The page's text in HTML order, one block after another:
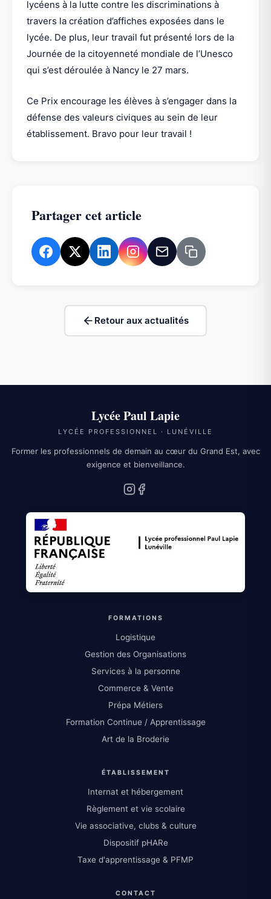
lycéens à la lutte contre les discriminations à
travers la création d’affiches exposées dans le
lycée. De plus, leur travail fut présenté lors de la
Journée de la citoyenneté mondiale de l’Unesco
qui s’est déroulée à Nancy le 27 mars.
Ce Prix encourage les élèves à s’engager dans la
défense des valeurs civiques au sein de leur
établissement. Bravo pour leur travail !
Partager cet article
Retour aux actualités
Lycée Paul Lapie
LYCÉE PROFESSIONNEL · LUNÉVILLE
Former les professionnels de demain au cœur du Grand Est, avec
exigence et bienveillance.
Instagram
FORMATIONS
Logistique
Gestion des Organisations
Services à la personne
Commerce & Vente
Prépa Métiers
Formation Continue / Apprentissage
Art de la Broderie
ÉTABLISSEMENT
Internat et hébergement
Règlement et vie scolaire
Vie associative, clubs & culture
Dispositif pHARe
Taxe d'apprentissage & PFMP
CONTACT